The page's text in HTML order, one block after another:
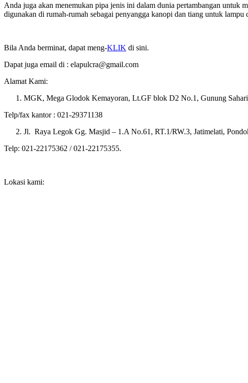
Anda juga akan menemukan pipa jenis ini dalam dunia pertambangan untuk
digunakan di rumah-rumah sebagai penyangga kanopi dan tiang untuk lampu
Bila Anda berminat, dapat meng-KLIK di sini.
Dapat juga email di : elapulcra@gmail.com
Alamat Kami:
MGK, Mega Glodok Kemayoran, Lt.GF blok D2 No.1, Gunung Sahari
Telp/fax kantor : 021-29371138
Jl. Raya Legok Gg. Masjid – 1.A No.61, RT.1/RW.3, Jatimelati,
Telp: 021-22175362 / 021-22175355.
Lokasi kami: